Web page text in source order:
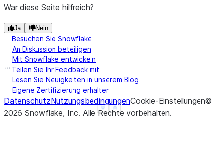
|3    |4    |
Show less
See more
War diese Seite hilfreich?
Ja Nein
Besuchen Sie Snowflake
An Diskussion beteiligen
Mit Snowflake entwickeln
Teilen Sie Ihr Feedback mit
Lesen Sie Neuigkeiten in unserem Blog
Eigene Zertifizierung erhalten
DatenschutzNutzungsbedingungenCookie-Einstellungen©
2026 Snowflake, Inc. Alle Rechte vorbehalten.